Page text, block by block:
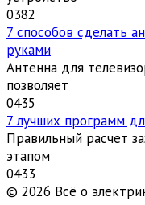
0382
7 способов сделать
руками
Антенна для
позволяет
0435
7 лучших программ
Правильный расчет
этапом
0433
© 2026 Всё о